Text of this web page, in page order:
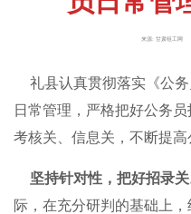
来源: 甘肃组工网
礼县认真贯彻落实《公务
日常管理，严格把好公务
考核关、信息关，不断提高
坚持针对性，把好招录关
际，在充分研判的基础上